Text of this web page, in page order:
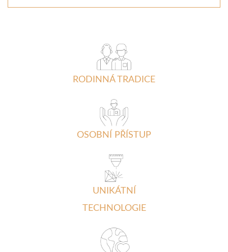
RODINNÁ TRADICE
OSOBNÍ PŘÍSTUP
UNIKÁTNÍ
TECHNOLOGIE